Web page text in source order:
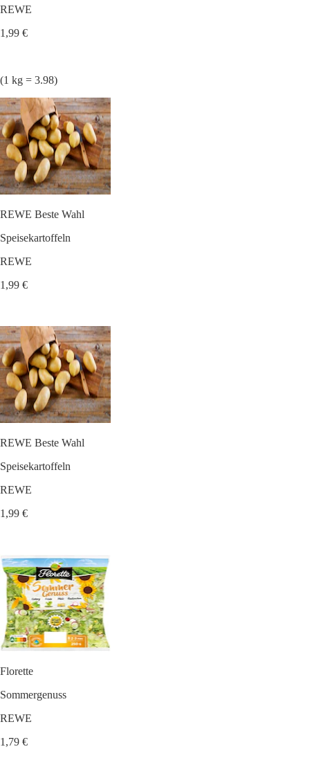
REWE
1,99 €
(1 kg = 3.98)
REWE Beste Wahl
Speisekartoffeln
REWE
1,99 €
REWE Beste Wahl
Speisekartoffeln
REWE
1,99 €
Florette
Sommergenuss
REWE
1,79 €